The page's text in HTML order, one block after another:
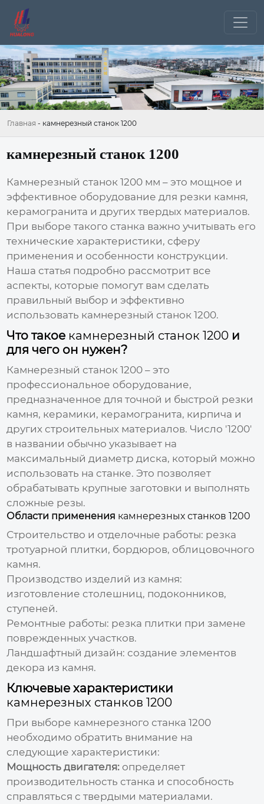
Главная - камнерезный станок 1200
камнерезный станок 1200
Камнерезный станок 1200 мм – это мощное и
эффективное оборудование для резки камня,
керамогранита и других твердых материалов.
При выборе такого станка важно учитывать его
технические характеристики, сферу
применения и особенности конструкции.
Наша статья подробно рассмотрит все
аспекты, которые помогут вам сделать
правильный выбор и эффективно
использовать камнерезный станок 1200.
Что такое камнерезный станок 1200 и
для чего он нужен?
Камнерезный станок 1200 – это
профессиональное оборудование,
предназначенное для точной и быстрой резки
камня, керамики, керамогранита, кирпича и
других строительных материалов. Число '1200'
в названии обычно указывает на
максимальный диаметр диска, который можно
использовать на станке. Это позволяет
обрабатывать крупные заготовки и выполнять
сложные резы.
Области применения камнерезных станков 1200
Строительство и отделочные работы: резка
тротуарной плитки, бордюров, облицовочного
камня.
Производство изделий из камня:
изготовление столешниц, подоконников,
ступеней.
Ремонтные работы: резка плитки при замене
поврежденных участков.
Ландшафтный дизайн: создание элементов
декора из камня.
Ключевые характеристики
камнерезных станков 1200
При выборе камнерезного станка 1200
необходимо обратить внимание на
следующие характеристики:
Мощность двигателя: определяет
производительность станка и способность
справляться с твердыми материалами.